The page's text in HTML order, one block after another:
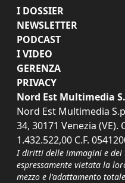
I DOSSIER
NEWSLETTER
PODCAST
I VIDEO
GERENZA
PRIVACY
Nord Est Multimedia
Nord Est Multimedia
34, 30171 Venezia (VE).
1.432.522,00 C.F.
I diritti delle immagini e dei
espressamente vietata la
mezzo e l'adattamento